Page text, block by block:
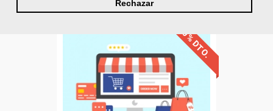
Rechazar
40% DTO.
Avalado y reconocido por
la
Universidad Nebrija
Sin requisitos de acceso